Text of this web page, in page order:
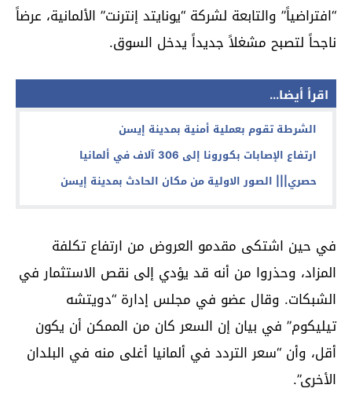
“افتراضياً” والتابعة لشركة “يونايتد إنترنت” الألمانية، عرضاً
ناجحاً لتصبح مشغلاً جديداً يدخل السوق.
اقرأ أيضا...
الشرطة تقوم بعملية أمنية بمدينة إيسن
ارتفاع الإصابات بكورونا إلى 306 آلاف في ألمانيا
حصري||| الصور الاولية من مكان الحادث بمدينة إيسن
في حين اشتكى مقدمو العروض من ارتفاع تكلفة
المزاد، وحذروا من أنه قد يؤدي إلى نقص الاستثمار في
الشبكات. وقال عضو في مجلس إدارة “دويتشه
تيليكوم” في بيان إن السعر كان من الممكن أن يكون
أقل، وأن “سعر التردد في ألمانيا أغلى منه في البلدان
الأخرى”.